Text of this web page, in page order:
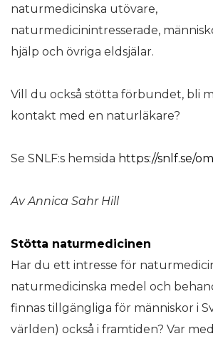
naturmedicinska utövare,
naturmedicinintresserade,
hjälp och övriga eldsjälar.
Vill du också stötta förbundet, bli
kontakt med en naturläkare?
Se SNLF:s hemsida https://snlf.se/
Av Annica Sahr Hill
Stötta naturmedicinen
Har du ett intresse för
naturmedicinska medel och
finnas tillgängliga för människor i
världen) också i framtiden? Var